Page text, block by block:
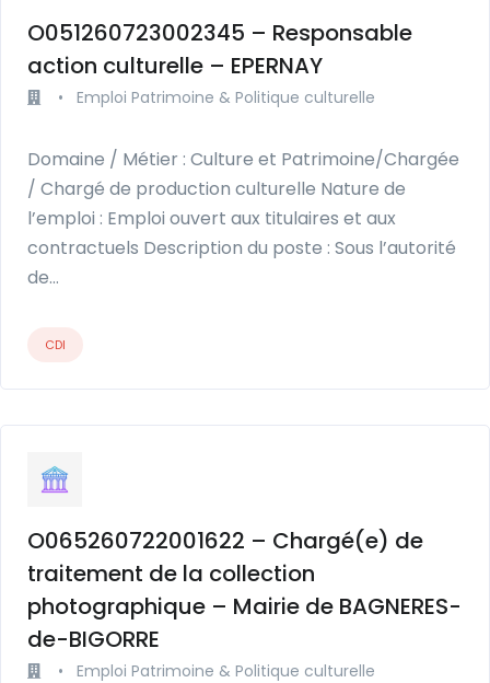
O051260723002345 – Responsable
action culturelle – EPERNAY
• Emploi Patrimoine & Politique culturelle
Domaine / Métier : Culture et Patrimoine/Chargée
/ Chargé de production culturelle Nature de
l’emploi : Emploi ouvert aux titulaires et aux
contractuels Description du poste : Sous l’autorité
de…
CDI
O065260722001622 – Chargé(e) de
traitement de la collection
photographique – Mairie de BAGNERES-
de-BIGORRE
• Emploi Patrimoine & Politique culturelle